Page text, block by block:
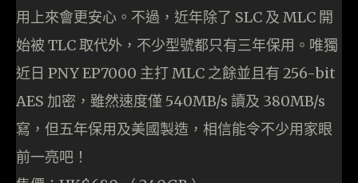
用上來會更安心。不過，近年除了 SLC 及 MLC 開
始被 TLC 取代外，不少型號都只有三年保用。唯獨
近日 PNY EP7000 主打 MLC 之餘並且有 256-bit
AES 加密，雖然速度僅 540MB/s 讀及 380MB/s
寫，但五年保用及美國製造，相信能令不少用家眼
前一亮吧！